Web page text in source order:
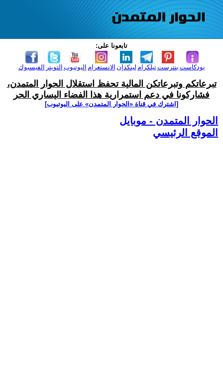
تابعونا على:
الفيسبوك التويتر اليوتيوب الانستغرام لينكدإن تيلكرامبنترست بودكاست
تبرعاتكم وتبرعاتكن المالية تحفظ استقلال الحوار المتمدن،
فشاركونا في دعم استمرارية هذا الفضاء اليساري الحر
[اشترك في قناة ‫«الحوار المتمدن» على اليوتيوب]
الحوار المتمدن - موبايل
الموقع الرئيسي